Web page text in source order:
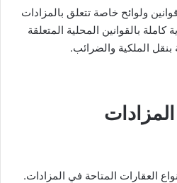
ولوائح خاصة تتعلق بالمزادات
كاملة بالقوانين المحلية المتعلقة
بنقل الملكية والضرائب.
العقارات المتاحة في المزادات.